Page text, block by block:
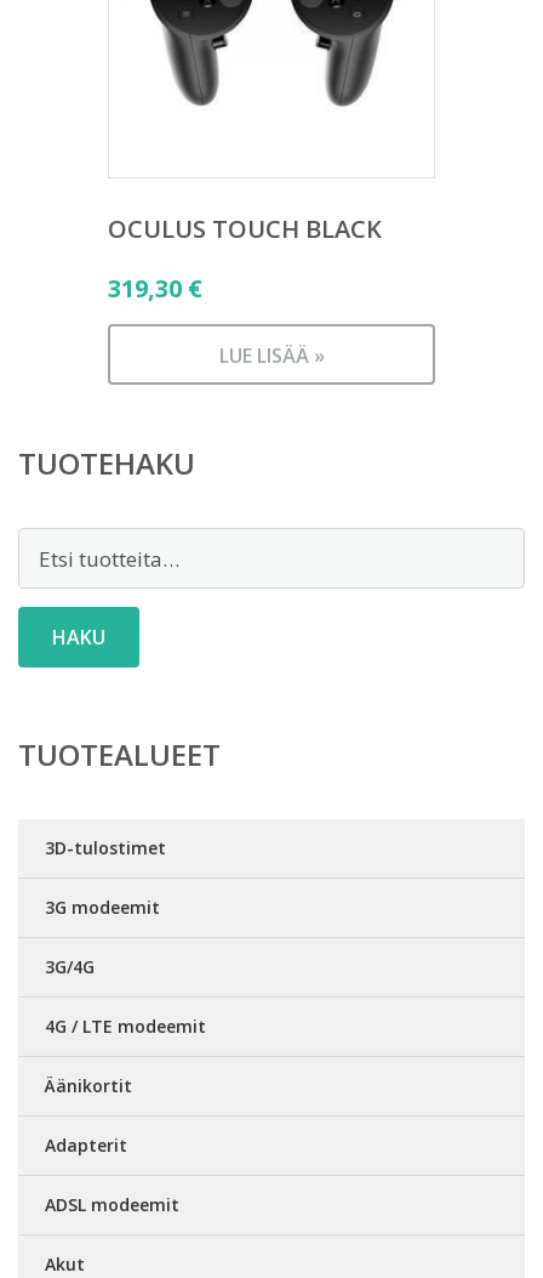
OCULUS TOUCH BLACK
319,30 €
LUE LISÄÄ »
TUOTEHAKU
HAKU
TUOTEALUEET
3D-tulostimet
3G modeemit
3G/4G
4G / LTE modeemit
Äänikortit
Adapterit
ADSL modeemit
Akut